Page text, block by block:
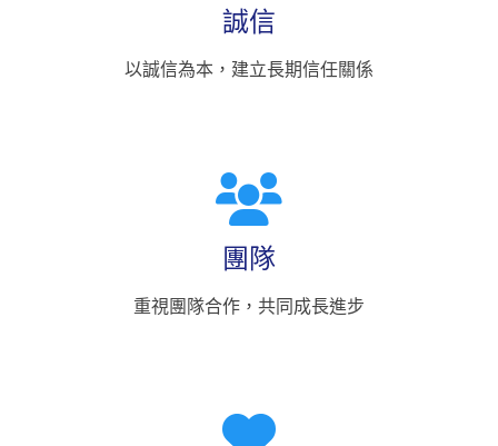
誠信
以誠信為本，建立長期信任關係
團隊
重視團隊合作，共同成長進步